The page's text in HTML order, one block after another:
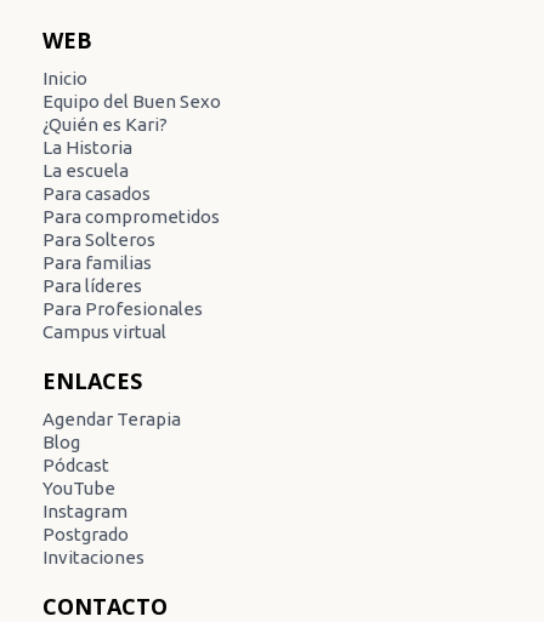
WEB
Inicio
Equipo del Buen Sexo
¿Quién es Kari?
La Historia
La escuela
Para casados
Para comprometidos
Para Solteros
Para familias
Para líderes
Para Profesionales
Campus virtual
ENLACES
Agendar Terapia
Blog
Pódcast
YouTube
Instagram
Postgrado
Invitaciones
CONTACTO